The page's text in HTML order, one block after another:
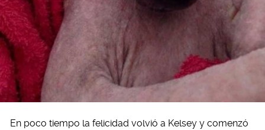
En poco tiempo la felicidad volvió a Kelsey y comenzó